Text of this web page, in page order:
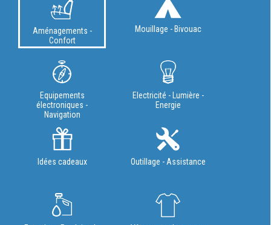
Aménagements -
Confort
Mouillage - Bivouac
Equipements
électroniques -
Navigation
Electricité - Lumière -
Energie
Idées cadeaux Outillage - Assistance